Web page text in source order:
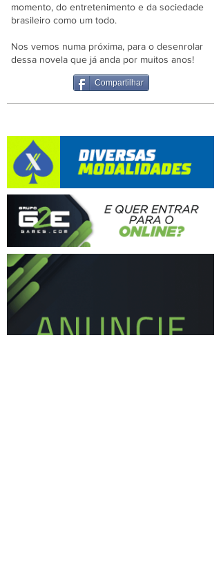
momento, do entretenimento e da sociedade
brasileiro como um todo.
Nos vemos numa próxima, para o desenrolar
dessa novela que já anda por muitos anos!
Compartilhar